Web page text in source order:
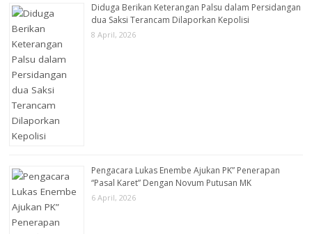
Diduga Berikan Keterangan Palsu dalam Persidangan
dua Saksi Terancam Dilaporkan Kepolisi
8 April, 2026
Pengacara Lukas Enembe Ajukan PK” Penerapan
“Pasal Karet” Dengan Novum Putusan MK
6 April, 2026